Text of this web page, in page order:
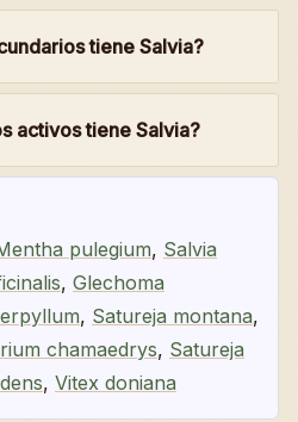
tiene Salvia?
activos tiene Salvia?
pulegium, Salvia
, Glechoma
, Satureja montana,
chamaedrys, Satureja
, Vitex doniana